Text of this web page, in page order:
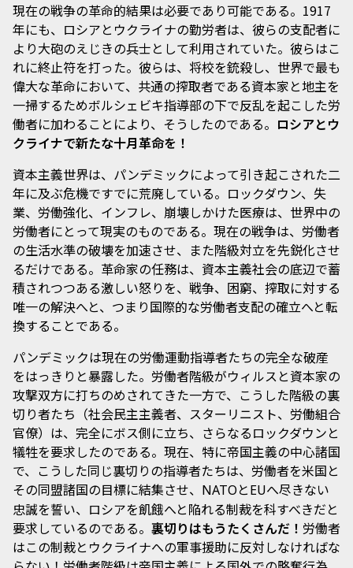
現在の戦争の革命的結果は必要であり可能である。1917
年にも、ロシアとウクライナの勤労者は、彼らの支配者に
より大砲のえじきの兵士として利用されていた。彼らはこ
れに終止符を打った。彼らは、将校を銃殺し、世界で最も
偉大な革命において、共通の搾取者である資本家と地主を
一掃するためボルシェビキ指導部の下で反乱を起こした労
働者に加わることにより、そうしたのである。 ロシアとウ
クライナで新たな十月革命を！
資本主義世界は、パンデミックによって引き起こされた二
年に及ぶ危機ですでに荒廃している。ロックダウン、失
業、労働強化、インフレ、崩壊しかけた医療は、世界中の
労働者にとって現実のものである。現在の戦争は、労働者
の生活水準の破壊を加速させ、また階級対立を先鋭化させ
るだけである。革命家の任務は、資本主義社会の底辺で蓄
積されつつある激しい怒りを、戦争、困窮、搾取に対する
唯一の解決へと、つまり国際的な労働者支配の確立へと転
換することである。
パンデミックは現在の労働運動指導者たちの完全な破産
をはっきりと暴露した。労働者階級がウィルスと資本家の
攻撃双方に打ちのめされてきた一方で、こうした階級の裏
切り者たち（社会民主主義者、スターリニスト、労働組合
官僚）は、完全にボス側に立ち、さらなるロックダウンと
犠牲を要求したのである。現在、特に帝国主義の中心諸国
で、こうした同じ裏切りの指導者たちは、労働者を米国と
その同盟諸国の目標に結集させ、 NATOとEUへ尽きない
忠誠を誓い、ロシアを飢餓へと陥れる制裁を科すべきだと
要求しているのである。 裏切りはもうたくさんだ！ 労働者
はこの制裁とウクライナへの軍事援助に反対しなければな